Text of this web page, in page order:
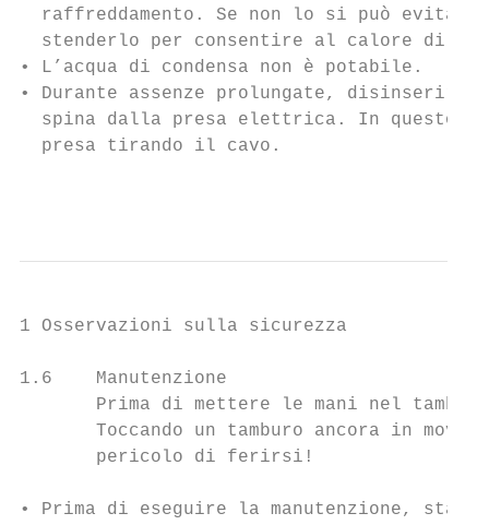
raffreddamento. Se non lo si può
stenderlo per consentire al calore di
• L’acqua di condensa non è potabile.
• Durante assenze prolungate,
spina dalla presa elettrica. In questo
  presa tirando il cavo.
1 Osservazioni sulla sicurezza
1.6    Manutenzione
Prima di mettere le mani nel
Toccando un tamburo ancora in
       pericolo di ferirsi!
• Prima di eseguire la manutenzione,